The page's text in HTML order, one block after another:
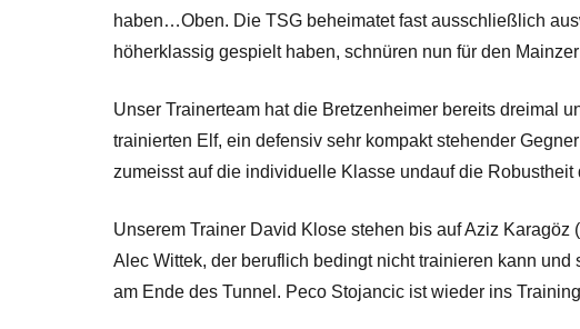
haben…Oben. Die TSG beheimatet fast ausschließlich
höherklassig gespielt haben, schnüren nun für den
Unser Trainerteam hat die Bretzenheimer bereits dreimal
trainierten Elf, ein defensiv sehr kompakt stehender
zumeisst auf die individuelle Klasse undauf die
Unserem Trainer David Klose stehen bis auf Aziz
Alec Wittek, der beruflich bedingt nicht trainieren kann
am Ende des Tunnel. Peco Stojancic ist wieder ins